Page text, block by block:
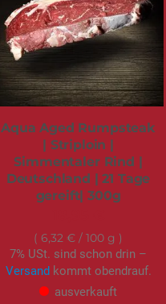
Aqua Aged Rumpsteak
| Striploin |
Simmentaler Rind |
Deutschland | 21 Tage
gereift| 300g
6,32 € / 100 g
7% USt. sind schon drin –
Versandkommt obendrauf.
ausverkauft